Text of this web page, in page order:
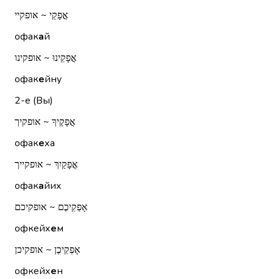
אֳפָקַי ~ אופקיי
офакай
אֳפָקֵינוּ ~ אופקינו
офакейну
2-е (Вы)
אֳפָקֶיךָ ~ אופקיך
офакеха
אֳפָקַיִךְ ~ אופקייך
офакайих
אָפְקֵיכֶם ~ אופקיכם
офкейхем
אָפְקֵיכֶן ~ אופקיכן
офкейхен